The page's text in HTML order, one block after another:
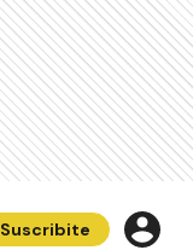
Suscribite